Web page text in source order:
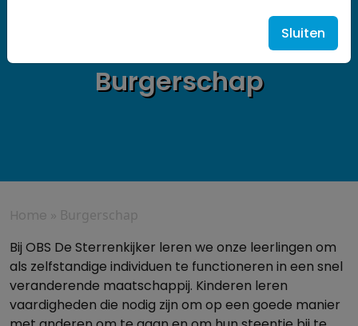
Burgerschap
Home » Burgerschap
Bij OBS De Sterrenkijker leren we onze leerlingen om
als zelfstandige individuen te functioneren in een snel
veranderende maatschappij. Kinderen leren
vaardigheden die nodig zijn om op een goede manier
Sluiten